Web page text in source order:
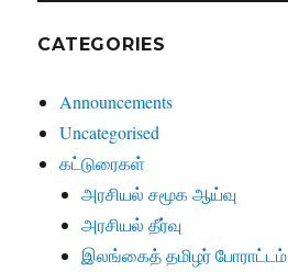
CATEGORIES
Announcements
Uncategorised
கட்டுரைகள்
அரசியல் சமூக ஆய்வு
அரசியல் தீர்வு
இலங்கைத் தமிழர் போராட்டம்